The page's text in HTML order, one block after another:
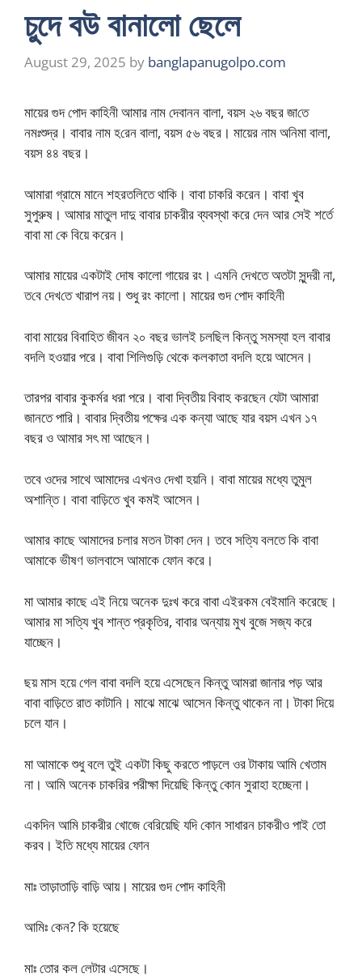
চুদে বউ বানালো ছেলে
August 29, 2025 by banglapanugolpo.com
মায়ের গুদ পোদ কাহিনী আমার নাম দেবানন বালা, বয়স ২৬ বছর জা‌তে
নমঃশুদ্র। বাবার নাম হ‌রেন বালা, বয়স ৫৬ বছর। মায়ের নাম অ‌নিমা বালা,
বয়স ৪৪ বছর।
আমারা গ্রামে মানে শহরতলিতে থাকি। বাবা চাকরি করেন। বাবা খুব
সুপুরুষ। আমার মাতুল দাদু বাবার চাকরীর ব্যবস্থা করে দেন আর সেই শর্তে
বাবা মা কে বিয়ে করেন।
আমার মায়ের একটাই দোষ কালো গায়ের রং। এমনি দেখতে অতটা সুন্দরী না,
ত‌বে দেখ‌তে খারাপ নয়। শুধু রং কালো। মায়ের গুদ পোদ কাহিনী
বাবা মায়ের বিবাহিত জীবন ২০ বছর ভালই চলছিল কিন্তু সমস্যা হল বাবার
বদলি হওয়ার পরে। বাবা শিলিগুড়ি থেকে কলকাতা বদলি হয়ে আসেন।
তারপর বাবার কুকর্মর ধরা পরে। বাবা দ্বিতীয় বিবাহ করছেন যেটা আমারা
জানতে পারি। বাবার দ্বিতীয় পক্ষের এক কন্যা আছে যার বয়স এখন ১৭
বছর ও আমার সৎ মা আছেন।
তবে ওদের সাথে আমাদের এখনও দেখা হয়নি। বাবা মায়ের মধ্যে তুমুল
অশান্তি। বাবা বাড়িতে খুব কমই আসেন।
আমার কাছে আমাদের চলার মতন টাকা দেন। তবে সত্যি বলতে কি বাবা
আমাকে ভীষণ ভালবাসে আমাকে ফোন করে।
মা আমার কাছে এই নিয়ে অনেক দুঃখ করে বাবা এইরকম বেইমানি করেছে।
আমার মা সত্যি খুব শান্ত প্রকৃতির, বাবার অন্যায় মুখ বুজে সজ্য করে
যাচ্ছেন।
ছয় মাস হয়ে গেল বাবা বদলি হয়ে এসেছেন কিন্তু আমরা জানার পড় আর
বাবা বাড়িতে রাত কাটানি। মাঝে মাঝে আসেন কিন্তু থাকেন না। টাকা দিয়ে
চলে যান।
মা আমাকে শুধু বলে তুই একটা কিছু করতে পাড়লে ওর টাকায় আমি খেতাম
না। আমি অনেক চাকরির পরীক্ষা দিয়েছি কিন্তু কোন সুরাহা হচ্ছেনা।
একদিন আমি চাকরীর খোজে বেরিয়েছি যদি কোন সাধারন চাকরীও পাই তো
করব। ইতি মধ্যে মায়ের ফোন
মাঃ তাড়াতাড়ি বাড়ি আয়। মায়ের গুদ পোদ কাহিনী
আমিঃ কেন? কি হয়েছে
মাঃ তোর কল লেটার এসেছে।